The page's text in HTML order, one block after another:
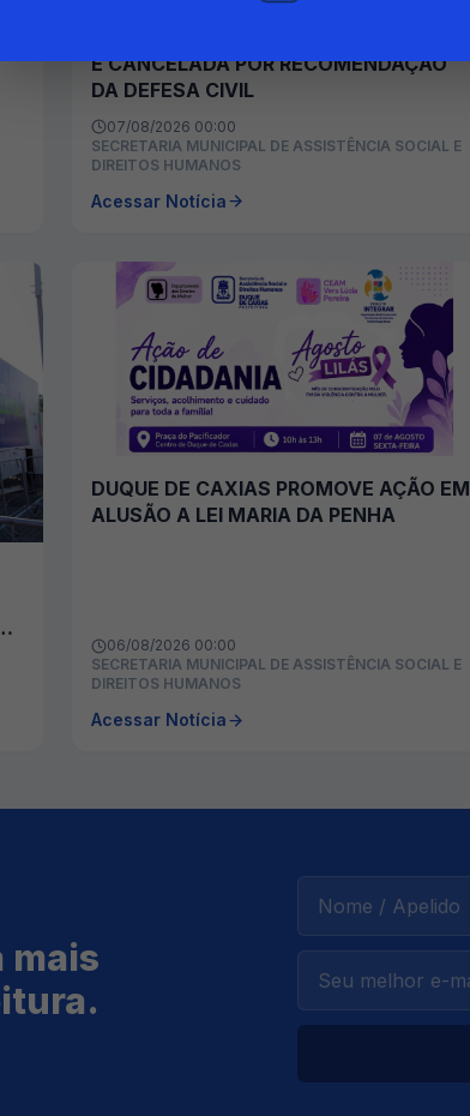
É CANCELADA POR RECOMENDAÇÃO
DA DEFESA CIVIL
07/08/2026 00:00
SECRETARIA MUNICIPAL DE ASSISTÊNCIA SOCIAL E
DIREITOS HUMANOS
Acessar Notícia
DUQUE DE CAXIAS PROMOVE AÇÃO EM
ALUSÃO A LEI MARIA DA PENHA
06/08/2026 00:00
SECRETARIA MUNICIPAL DE ASSISTÊNCIA SOCIAL E
DIREITOS HUMANOS
Acessar Notícia
mais